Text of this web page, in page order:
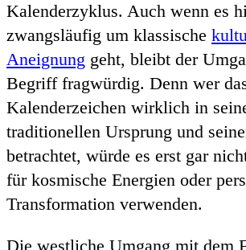
Kalenderzyklus. Auch wenn es
zwangsläufig um klassische
Aneignung geht, bleibt der
Begriff fragwürdig. Denn wer
Kalenderzeichen wirklich in
traditionellen Ursprung und
betrachtet, würde es erst gar
für kosmische Energien oder
Transformation verwenden.
Die westliche Umgang mit dem